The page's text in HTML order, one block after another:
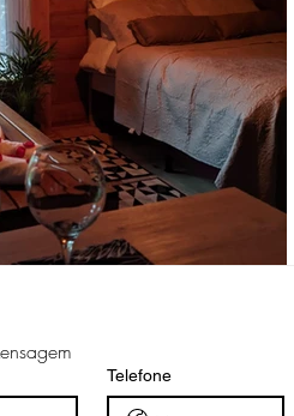
Telefone